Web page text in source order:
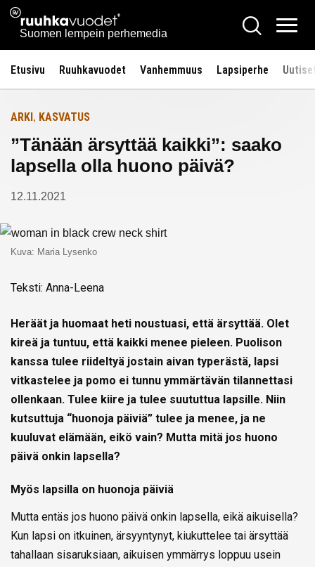
Siirry
sisältöön
Ruuhkavuodet.fi
Suomen lempein perhemedia
Hae
Etusivu Ruuhkavuodet Vanhemmuus Lapsiperhe
Etusivulle
ARKI , KASVATUS
”Tänään ärsyttää kaikki”: saako
lapsella olla huono päivä?
12.11.2021
Kuva: Maria Lysenko
Teksti: Anna-Leena
Heräät ja huomaat heti noustuasi, että ärsyttää. Olet
kireä ja tuntuu, että kaikki menee pieleen. Puolison
kanssa tulee riideltyä jostain aivan typerästä, lapsi
vitkastelee ja pomo ei tunnu ymmärtävän tilannettasi
ollenkaan. Tulee kiire ja tulee suututtua lapsille. Niin
kutsuttuja “huonoja päiviä” tulee ja menee, ja ne
kuuluvat elämään, eikö vain? Mutta mitä jos huono
päivä onkin lapsella?
Myös lapsilla on huonoja päiviä
Mutta entäs jos huono päivä onkin lapsella, eikä aikuisella?
Kun lapsi on itkuinen, ärsyyntynyt, kiukuttelee tai ärsyttää
tahallaan sisaruksiaan, aikuisen ymmärrys loppuu usein